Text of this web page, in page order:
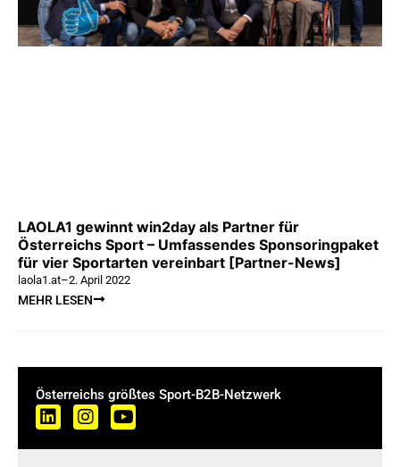
LAOLA1 gewinnt win2day als Partner für
Österreichs Sport – Umfassendes Sponsoringpaket
für vier Sportarten vereinbart [Partner-News]
laola1.at–2. April 2022
MEHR LESEN
Österreichs größtes Sport-B2B-Netzwerk